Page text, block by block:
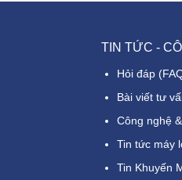
TIN TỨC -
Hỏi đáp
Bài viết tư
Công nghệ
Tin tức máy
Tin Khuyến